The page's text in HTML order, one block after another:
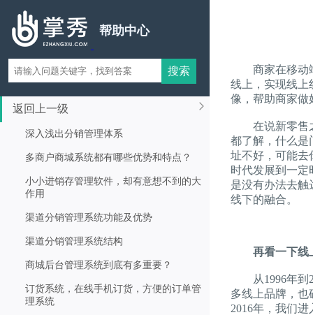
帮助中心
返回上一级
深入浅出分销管理体系
多商户商城系统都有哪些优势和特点？
小小进销存管理软件，却有意想不到的大
作用
渠道分销管理系统功能及优势
渠道分销管理系统结构
商城后台管理系统到底有多重要？
订货系统，在线手机订货，方便的订单管
理系统
商家在移动端
线上，实现线上
像，帮助商家做
在说新零售之
都了解，什么是
址不好，可能去
时代发展到一定
是没有办法去
线下的融合。
再看一下线
从1996年到
多线上品牌，也
2016年，我们